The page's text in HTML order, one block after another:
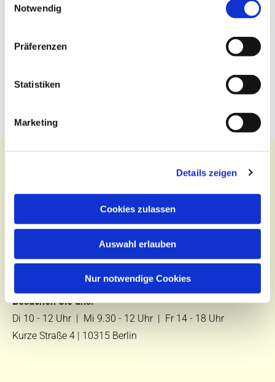
Notwendig
Präferenzen
Statistiken
Marketing
Details zeigen
Cookies zulassen
Auswahl erlauben
Nur notwendige Cookies
Zentralbüro
(030) 643 849 70
kontakt@st-hildegard-von-bingen.de
Besuchen Sie uns:
Di 10 - 12 Uhr | Mi 9.30 - 12 Uhr | Fr 14 - 18 Uhr
Kurze Straße 4 | 10315 Berlin